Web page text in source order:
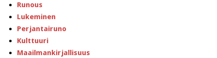
Runous
Lukeminen
Perjantairuno
Kulttuuri
Maailmankirjallisuus